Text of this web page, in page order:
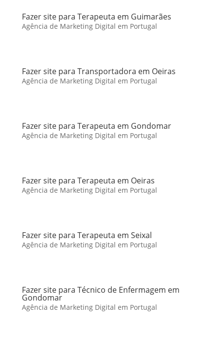
Fazer site para Terapeuta em Guimarães
Agência de Marketing Digital em Portugal
Fazer site para Transportadora em Oeiras
Agência de Marketing Digital em Portugal
Fazer site para Terapeuta em Gondomar
Agência de Marketing Digital em Portugal
Fazer site para Terapeuta em Oeiras
Agência de Marketing Digital em Portugal
Fazer site para Terapeuta em Seixal
Agência de Marketing Digital em Portugal
Fazer site para Técnico de Enfermagem em
Gondomar
Agência de Marketing Digital em Portugal